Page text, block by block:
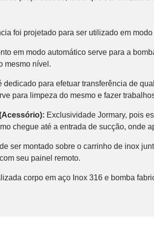
foi projetado para ser utilizado em
em modo automático serve para a
mesmo nível.
dedicado para efetuar transferência de
para limpeza do mesmo e fazer
: Exclusividade Jormary, pois
chegue até a entrada de sucção, onde
ser montado sobre o carrinho de inox
seu painel remoto.
corpo em aço Inox 316 e bomba